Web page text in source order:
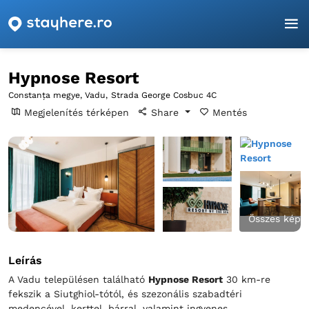
Főoldal
Hypnose Resort
Constanța megye, Vadu, Strada George Cosbuc 4C
Megjelenítés térképen Share Mentés
Összes kép
Leírás
A Vadu településen található Hypnose Resort 30 km-re
fekszik a Siutghiol-tótól, és szezonális szabadtéri